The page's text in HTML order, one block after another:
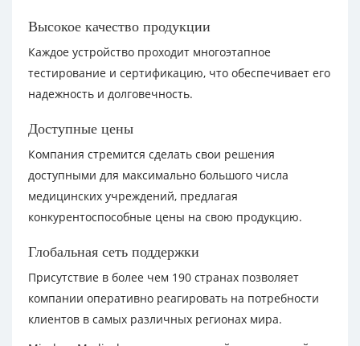
Высокое качество продукции
Каждое устройство проходит многоэтапное
тестирование и сертификацию, что обеспечивает его
надежность и долговечность.
Доступные цены
Компания стремится сделать свои решения
доступными для максимально большого числа
медицинских учреждений, предлагая
конкурентоспособные цены на свою продукцию.
Глобальная сеть поддержки
Присутствие в более чем 190 странах позволяет
компании оперативно реагировать на потребности
клиентов в самых различных регионах мира.